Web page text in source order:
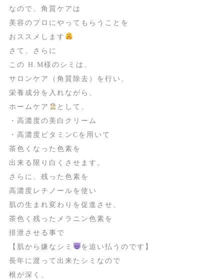
なので、角質ケアは
美容のプロにやってもらうことを
おススメします
さて、さらに
この H.M様のシミは、
サロンケア（角質除去）を行い、
栄養成分を入れながら、
ホームケア
として、
・高濃度の美白クリーム
・高濃度ビタミンCを用いて
茶色くなった色素を
出来る限り白くさせます。
さらに、残った色素を
高濃度レチノールを使い
肌の生まれ変わりを促進させ、
茶色く残ったメラニン色素を
排泄させる事で
【肌から嫌なシミ
を追い払うのです】
長年に渡って出来たシミなので
根が深く、